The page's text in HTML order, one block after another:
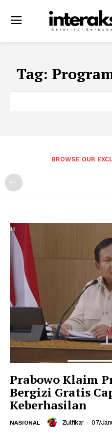
Tag:
BROWSE OUR
Prabowo Klaim
Bergizi Gratis
Keberhasilan
NASIONAL Zulfikar - 07/